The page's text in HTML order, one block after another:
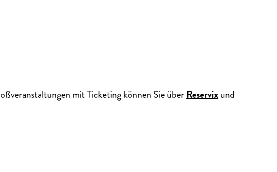
mit Ticketing können Sie überReservixund